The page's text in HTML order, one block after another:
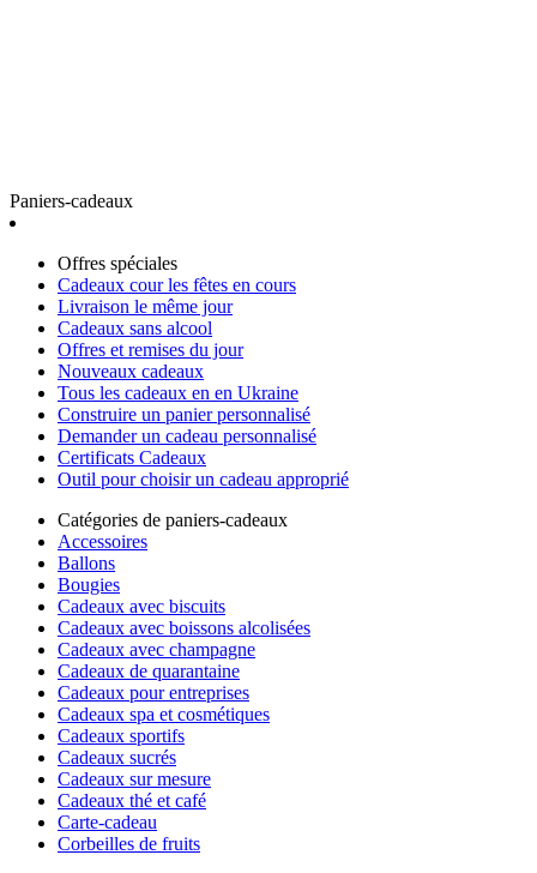
Paniers-cadeaux
Offres spéciales
Cadeaux cour les fêtes en cours
Livraison le même jour
Cadeaux sans alcool
Offres et remises du jour
Nouveaux cadeaux
Tous les cadeaux en en Ukraine
Construire un panier personnalisé
Demander un cadeau personnalisé
Certificats Cadeaux
Outil pour choisir un cadeau approprié
Catégories de paniers-cadeaux
Accessoires
Ballons
Bougies
Cadeaux avec biscuits
Cadeaux avec boissons alcolisées
Cadeaux avec champagne
Cadeaux de quarantaine
Cadeaux pour entreprises
Cadeaux spa et cosmétiques
Cadeaux sportifs
Cadeaux sucrés
Cadeaux sur mesure
Cadeaux thé et café
Carte-cadeau
Corbeilles de fruits